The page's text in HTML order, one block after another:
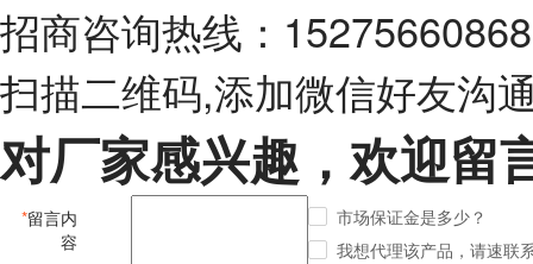
招商咨询热线：15275660868
扫描二维码,添加微信好友沟
对厂家感兴趣，欢迎留
*留言内
容
市场保证金是多少？
我想代理该产品，请速联